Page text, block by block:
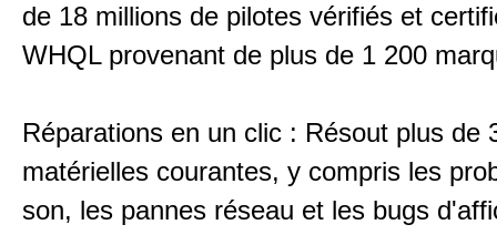
de 18 millions de pilotes vérifiés et
WHQL provenant de plus de 1 200
Réparations en un clic : Résout plus de
matérielles courantes, y compris les
son, les pannes réseau et les bugs